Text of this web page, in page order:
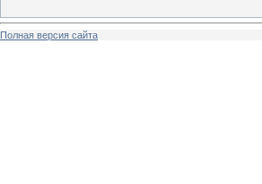
Полная версия сайта